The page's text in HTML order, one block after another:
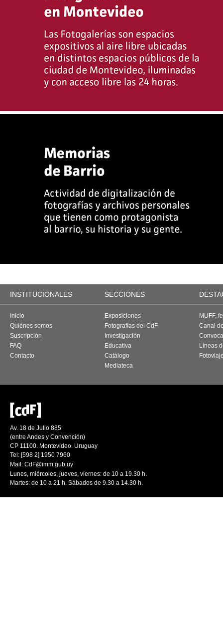
INSTITUCIONALES SECCIONES
Inicio
Quiénes somos
Suscripción
FAQ
Contacto
Exposiciones
Fotografías del CdF
Investigación
Educativa
Catálogo
Mediateca
MUFF,
Canal
Líneas
Av. 18 de Julio 885
(entre Andes y Convención)
CP 11100. Montevideo. Uruguay
Tel: [598 2] 1950 7960
Mail: CdF@imm.gub.uy
Lunes, miércoles, jueves, viernes: de 10 a 19.30 h.
Martes: de 10 a 21 h. Sábados de 9.30 a 14.30 h.